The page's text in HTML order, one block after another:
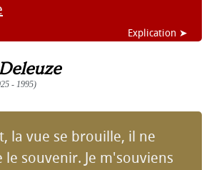
Explication ➤
- 1995)
la vue se brouille, il ne
le souvenir. Je m'souviens